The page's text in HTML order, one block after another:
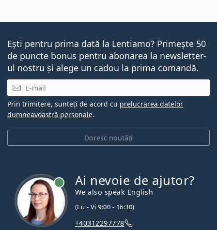
Ești pentru prima dată la Lentiamo? Primește 50
de puncte bonus pentru abonarea la newsletter-
ul nostru și alege un cadou la prima comandă.
E-mail
Doresc noutăți
Prin trimitere, sunteți de acord cu prelucrarea datelor
dumneavoastră personale.
Ai nevoie de ajutor?
We also speak English
(Lu - Vi 9:00 - 16:30)
+40312297778